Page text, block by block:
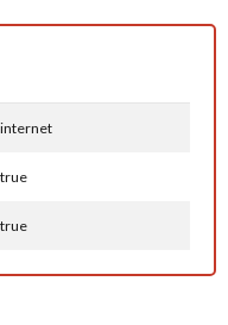
internet
true
true